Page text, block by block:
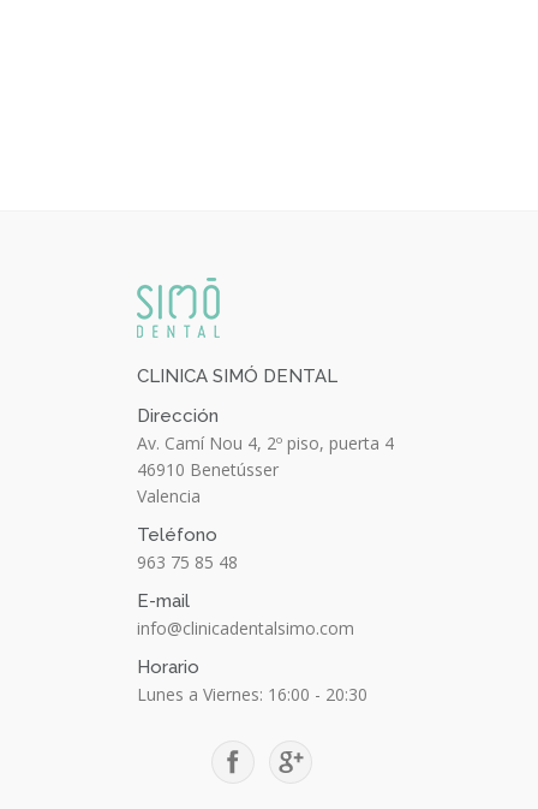
CLINICA SIMÓ DENTAL
Dirección
Av. Camí Nou 4, 2º piso, puerta 4
46910 Benetússer
Valencia
Teléfono
963 75 85 48
E-mail
info@clinicadentalsimo.com
Horario
Lunes a Viernes: 16:00 - 20:30